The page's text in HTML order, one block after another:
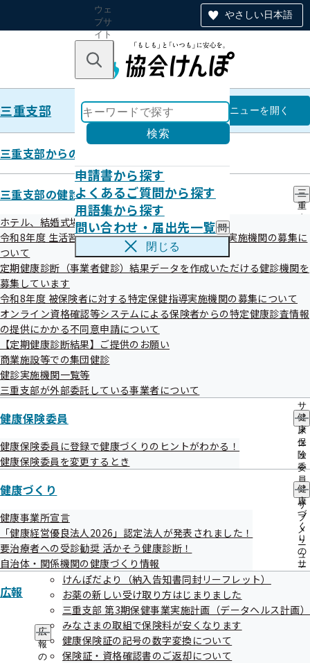
やさしい日本語
ウェ
ブサ
イト
のナ
ン
キーワードで探す
検索
申請書から探す
よくあるご質問から探す
用語集から探す
問い合わせ・届出先一覧 問
い
わ
届
出
閉じる
三重支部 三重支部
メニューを開く
三重支部からのお知らせ
三重支部の健診・保健指導のご案内
三
重
の
診
健
指
サ
ブ
メ
ニ
ュ
ー
ホテル、結婚式場等での集団健診（女性限定）
令和8年度 生活習慣病予防健診及び人間ドック健診実施機関の募集に
ついて
定期健康診断（事業者健診）結果データを作成いただける健診機関を
募集しています
令和8年度 被保険者に対する特定保健指導実施機関の募集について
オンライン資格確認等システムによる保険者からの特定健康診査情報
の提供にかかる不同意申請について
【定期健康診断結果】ご提供のお願い
商業施設等での集団健診
健診実施機関一覧等
三重支部が外部委託している事業者について
健康保険委員
健
康
保
険
委
員
の
サ
ブ
メ
ニ
ュ
ー
健康保険委員に登録で健康づくりのヒントがわかる！
健康保険委員を変更するとき
健康づくり
健
康
づ
く
り
の
サ
ュ
健康事業所宣言
「健康経営優良法人2026」認定法人が発表されました！
要治療者への受診勧奨 活かそう健康診断！
自治体・関係機関の健康づくり情報
広報
広
報
の
けんぽだより（納入告知書同封リーフレット）
お薬の新しい受け取り方はじまりました
三重支部 第3期保健事業実施計画（データヘルス計画）
みなさまの取組で保険料が安くなります
健康保険証の記号の数字変換について
保険証・資格確認書のご返却について
特定保健指導業務の外部委託につ
いて
令和08年04月01日
1.業務委託の概要
協会けんぽ三重支部では、特定健康診査の結果に基づき、生
活習慣病の発症リスクが高く、生活習慣の改善による生活習
慣病の予防効果が多く期待できるご加入者様に対し、保健師
や管理栄養士による無料の健康サポート（特定保健指導）を
実施しております。
ご加入者様の健康づくりの支援拡大をめざし、特定保健指導
業務の一部を外部業者に委託します。
2.委託期間